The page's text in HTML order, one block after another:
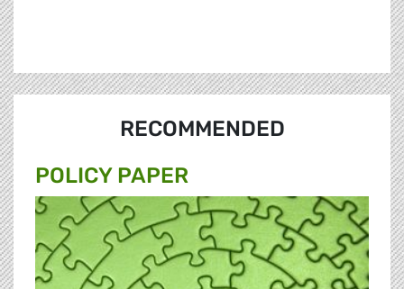
RECOMMENDED
POLICY PAPER